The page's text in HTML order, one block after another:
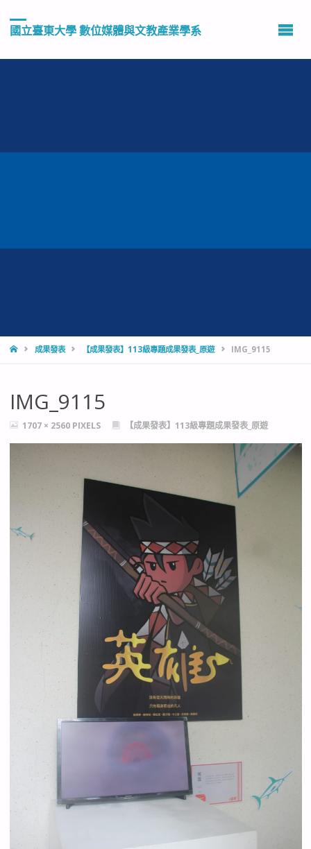
國立臺東大學 數位媒體與文教產業學系
HOME成果發表 【成果發表】113級專題成果發表_原遊 IMG_9115
IMG_9115
FULL1707 × 2560 PIXELS 【成果發表】113級專題成果發表_原遊